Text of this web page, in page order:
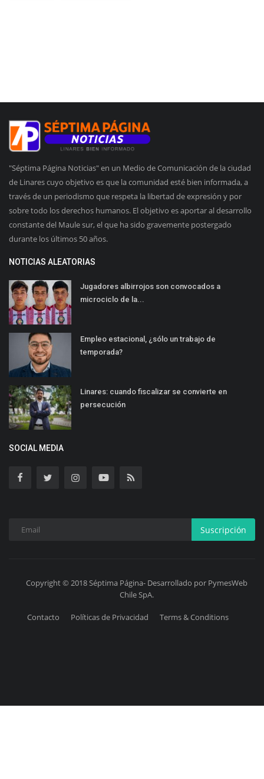
"Séptima Página Noticias" en un Medio de Comunicación de la ciudad
de Linares cuyo objetivo es que la comunidad esté bien informada, a
través de un periodismo que respeta la libertad de expresión y por
sobre todo los derechos humanos. El objetivo es aportar al desarrollo
constante del Maule sur, el que ha sido gravemente postergado
durante los últimos 50 años.
NOTICIAS ALEATORIAS
Jugadores albirrojos son convocados a
microciclo de la...
Empleo estacional, ¿sólo un trabajo de
temporada?
Linares: cuando fiscalizar se convierte en
persecución
SOCIAL MEDIA
Suscripción
Copyright © 2018 Séptima Página- Desarrollado por PymesWeb
Chile SpA.
Contacto Políticas de Privacidad Terms & Conditions